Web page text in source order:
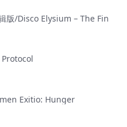
版/Disco Elysium – The Fin
Exitio: Hunger